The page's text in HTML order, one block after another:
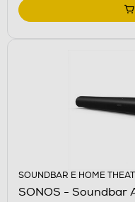
SOUNDBAR E HOME
SONOS - Soundbar